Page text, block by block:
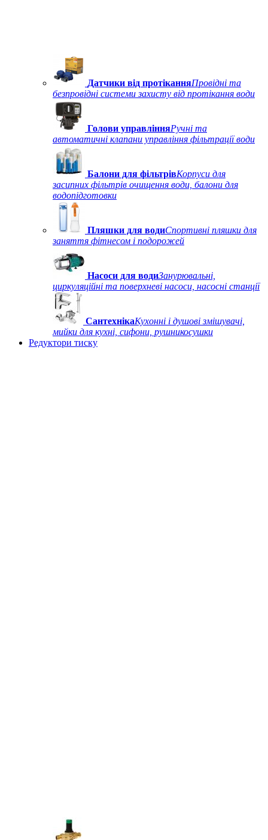
Датчики від протіканняПровідні та
безпровідні системи захисту від протікання води
Голови управлінняРучні та
автоматичні клапани управління фільтрації води
Балони для фільтрівКорпуси для
засипних фільтрів очищення води, балони для
водопідготовки
Пляшки для водиСпортивні пляшки для
заняття фітнесом і подорожей
Насоси для водиЗанурювальні,
циркуляційні та поверхневі насоси, насосні станції
СантехнікаКухонні і душові змішувачі,
мийки для кухні, сифони, рушникосушки
Редуктори тиску